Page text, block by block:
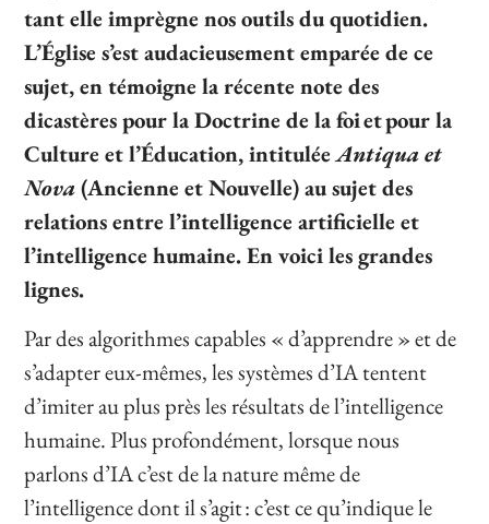
tant elle imprègne nos outils du quotidien.
L’Église s’est audacieusement emparée de ce
sujet, en témoigne la récente note des
dicastères pour la Doctrine de la foi et pour la
Culture et l’Éducation, intituléeAntiqua et
Nova(Ancienne et Nouvelle) au sujet des
relations entre l’intelligence artificielle et
l’intelligence humaine. En voici les grandes
lignes.
Par des algorithmes capables « d’apprendre » et de
s’adapter eux-mêmes, les systèmes d’IA tentent
d’imiter au plus près les résultats de l’intelligence
humaine. Plus profondément, lorsque nous
parlons d’IA c’est de la nature même de
l’intelligence dont il s’agit : c’est ce qu’indique le